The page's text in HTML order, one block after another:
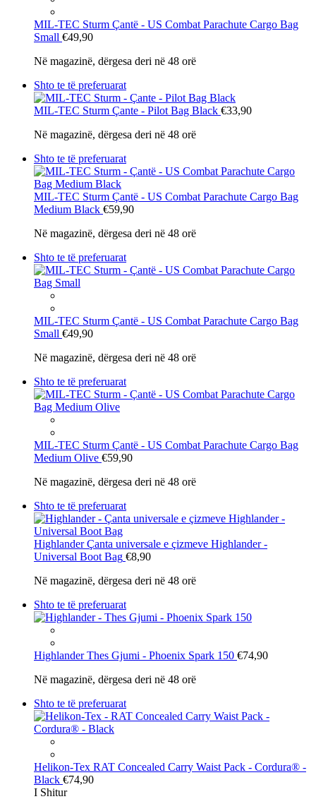
MIL-TEC Sturm Çantë - US Combat Parachute Cargo Bag
Small €49,90
Në magazinë, dërgesa deri në 48 orë
Shto te të preferuarat
MIL-TEC Sturm Çante - Pilot Bag Black €33,90
Në magazinë, dërgesa deri në 48 orë
Shto te të preferuarat
MIL-TEC Sturm Çantë - US Combat Parachute Cargo Bag
Medium Black €59,90
Në magazinë, dërgesa deri në 48 orë
Shto te të preferuarat
MIL-TEC Sturm Çantë - US Combat Parachute Cargo Bag
Small €49,90
Në magazinë, dërgesa deri në 48 orë
Shto te të preferuarat
MIL-TEC Sturm Çantë - US Combat Parachute Cargo Bag
Medium Olive €59,90
Në magazinë, dërgesa deri në 48 orë
Shto te të preferuarat
Highlander Çanta universale e çizmeve Highlander -
Universal Boot Bag €8,90
Në magazinë, dërgesa deri në 48 orë
Shto te të preferuarat
Highlander Thes Gjumi - Phoenix Spark 150 €74,90
Në magazinë, dërgesa deri në 48 orë
Shto te të preferuarat
Helikon-Tex RAT Concealed Carry Waist Pack - Cordura® -
Black €74,90
I Shitur